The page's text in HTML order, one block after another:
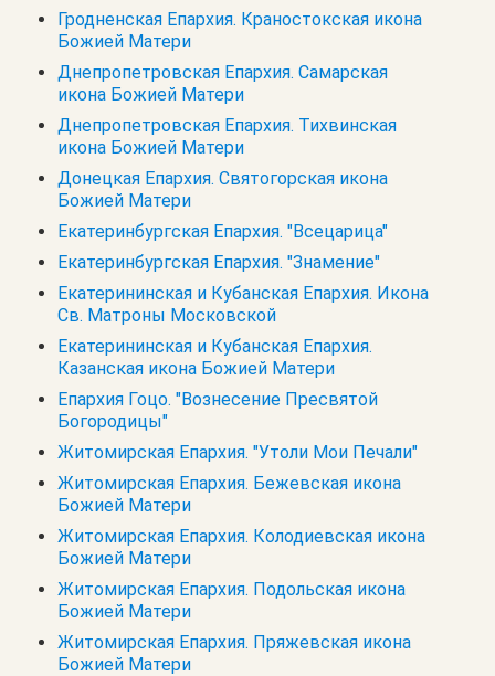
Гродненская Епархия. Краностокская икона
Божией Матери
Днепропетровская Епархия. Самарская
икона Божией Матери
Днепропетровская Епархия. Тихвинская
икона Божией Матери
Донецкая Епархия. Святогорская икона
Божией Матери
Екатеринбургская Епархия. "Всецарица"
Екатеринбургская Епархия. "Знамение"
Екатерининская и Кубанская Епархия. Икона
Св. Матроны Московской
Екатерининская и Кубанская Епархия.
Казанская икона Божией Матери
Епархия Гоцо. "Вознесение Пресвятой
Богородицы"
Житомирская Епархия. "Утоли Мои Печали"
Житомирская Епархия. Бежевская икона
Божией Матери
Житомирская Епархия. Колодиевская икона
Божией Матери
Житомирская Епархия. Подольская икона
Божией Матери
Житомирская Епархия. Пряжевская икона
Божией Матери